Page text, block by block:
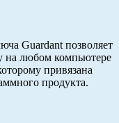
Guardant позволяет
на любом компьютере
привязана
продукта.